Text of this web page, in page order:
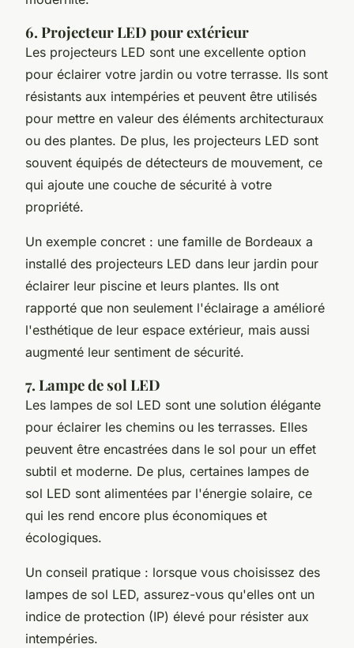
6. Projecteur LED pour extérieur
Les projecteurs LED sont une excellente option
pour éclairer votre jardin ou votre terrasse. Ils sont
résistants aux intempéries et peuvent être utilisés
pour mettre en valeur des éléments architecturaux
ou des plantes. De plus, les projecteurs LED sont
souvent équipés de détecteurs de mouvement, ce
qui ajoute une couche de sécurité à votre
propriété.
Un exemple concret : une famille de Bordeaux a
installé des projecteurs LED dans leur jardin pour
éclairer leur piscine et leurs plantes. Ils ont
rapporté que non seulement l'éclairage a amélioré
l'esthétique de leur espace extérieur, mais aussi
augmenté leur sentiment de sécurité.
7. Lampe de sol LED
Les lampes de sol LED sont une solution élégante
pour éclairer les chemins ou les terrasses. Elles
peuvent être encastrées dans le sol pour un effet
subtil et moderne. De plus, certaines lampes de
sol LED sont alimentées par l'énergie solaire, ce
qui les rend encore plus économiques et
écologiques.
Un conseil pratique : lorsque vous choisissez des
lampes de sol LED, assurez-vous qu'elles ont un
indice de protection (IP) élevé pour résister aux
intempéries.